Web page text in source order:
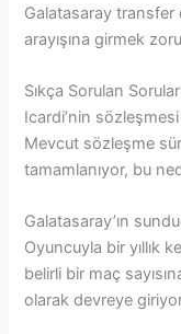
Galatasaray transfer
arayışına girmek
Sıkça Sorulan Sorular
Icardi’nin
Mevcut sözleşme
tamamlanıyor, bu
Galatasaray’ın
Oyuncuyla bir yıllık
belirli bir maç
olarak devreye